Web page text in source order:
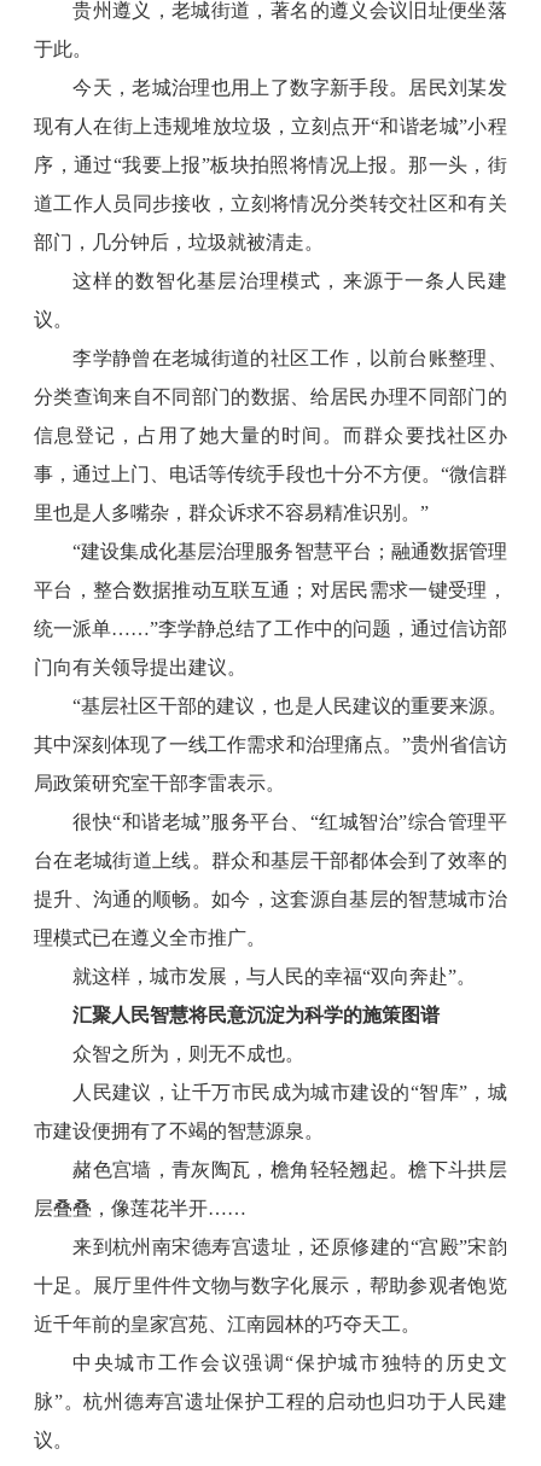
贵州遵义，老城街道，著名的遵义会议旧址便坐落
于此。
今天，老城治理也用上了数字新手段。居民刘某发
现有人在街上违规堆放垃圾，立刻点开“和谐老城”小程
序，通过“我要上报”板块拍照将情况上报。那一头，街
道工作人员同步接收，立刻将情况分类转交社区和有关
部门，几分钟后，垃圾就被清走。
这样的数智化基层治理模式，来源于一条人民建
议。
李学静曾在老城街道的社区工作，以前台账整理、
分类查询来自不同部门的数据、给居民办理不同部门的
信息登记，占用了她大量的时间。而群众要找社区办
事，通过上门、电话等传统手段也十分不方便。“微信群
里也是人多嘴杂，群众诉求不容易精准识别。”
“建设集成化基层治理服务智慧平台；融通数据管理
平台，整合数据推动互联互通；对居民需求一键受理，
统一派单……”李学静总结了工作中的问题，通过信访部
门向有关领导提出建议。
“基层社区干部的建议，也是人民建议的重要来源。
其中深刻体现了一线工作需求和治理痛点。”贵州省信访
局政策研究室干部李雷表示。
很快“和谐老城”服务平台、“红城智治”综合管理平
台在老城街道上线。群众和基层干部都体会到了效率的
提升、沟通的顺畅。如今，这套源自基层的智慧城市治
理模式已在遵义全市推广。
就这样，城市发展，与人民的幸福“双向奔赴”。
汇聚人民智慧将民意沉淀为科学的施策图谱
众智之所为，则无不成也。
人民建议，让千万市民成为城市建设的“智库”，城
市建设便拥有了不竭的智慧源泉。
赭色宫墙，青灰陶瓦，檐角轻轻翘起。檐下斗拱层
层叠叠，像莲花半开……
来到杭州南宋德寿宫遗址，还原修建的“宫殿”宋韵
十足。展厅里件件文物与数字化展示，帮助参观者饱览
近千年前的皇家宫苑、江南园林的巧夺天工。
中央城市工作会议强调“保护城市独特的历史文
脉”。杭州德寿宫遗址保护工程的启动也归功于人民建
议。